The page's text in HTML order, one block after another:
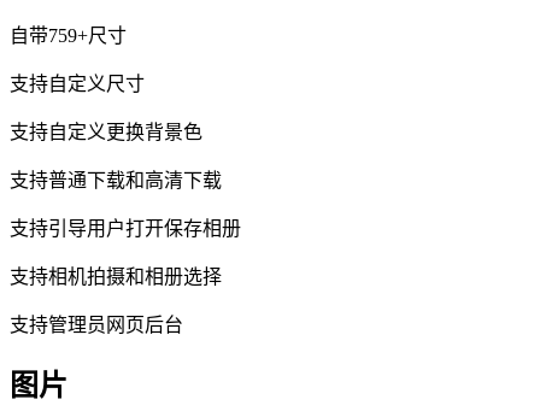
自带759+尺寸
支持自定义尺寸
支持自定义更换背景色
支持普通下载和高清下载
支持引导用户打开保存相册
支持相机拍摄和相册选择
支持管理员网页后台
图片